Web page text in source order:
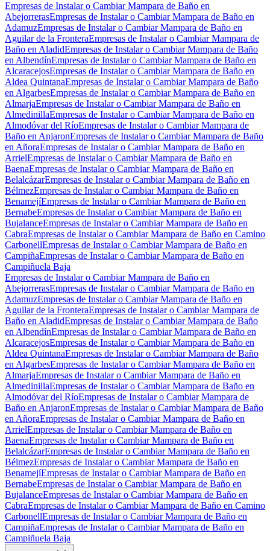
Empresas de Instalar o Cambiar Mampara de Baño en
AbejorrerasEmpresas de Instalar o Cambiar Mampara de Baño en
AdamuzEmpresas de Instalar o Cambiar Mampara de Baño en
Aguilar de la FronteraEmpresas de Instalar o Cambiar Mampara de
Baño en AladidEmpresas de Instalar o Cambiar Mampara de Baño
en AlbendínEmpresas de Instalar o Cambiar Mampara de Baño en
AlcaracejosEmpresas de Instalar o Cambiar Mampara de Baño en
Aldea QuintanaEmpresas de Instalar o Cambiar Mampara de Baño
en AlgarbesEmpresas de Instalar o Cambiar Mampara de Baño en
AlmarjaEmpresas de Instalar o Cambiar Mampara de Baño en
AlmedinillaEmpresas de Instalar o Cambiar Mampara de Baño en
Almodóvar del RíoEmpresas de Instalar o Cambiar Mampara de
Baño en AnjaronEmpresas de Instalar o Cambiar Mampara de Baño
en AñoraEmpresas de Instalar o Cambiar Mampara de Baño en
ArrielEmpresas de Instalar o Cambiar Mampara de Baño en
BaenaEmpresas de Instalar o Cambiar Mampara de Baño en
BelalcázarEmpresas de Instalar o Cambiar Mampara de Baño en
BélmezEmpresas de Instalar o Cambiar Mampara de Baño en
BenamejíEmpresas de Instalar o Cambiar Mampara de Baño en
BernabeEmpresas de Instalar o Cambiar Mampara de Baño en
BujalanceEmpresas de Instalar o Cambiar Mampara de Baño en
CabraEmpresas de Instalar o Cambiar Mampara de Baño en Camino
CarbonellEmpresas de Instalar o Cambiar Mampara de Baño en
CampiñaEmpresas de Instalar o Cambiar Mampara de Baño en
Campiñuela Baja
Empresas de Instalar o Cambiar Mampara de Baño en
AbejorrerasEmpresas de Instalar o Cambiar Mampara de Baño en
AdamuzEmpresas de Instalar o Cambiar Mampara de Baño en
Aguilar de la FronteraEmpresas de Instalar o Cambiar Mampara de
Baño en AladidEmpresas de Instalar o Cambiar Mampara de Baño
en AlbendínEmpresas de Instalar o Cambiar Mampara de Baño en
AlcaracejosEmpresas de Instalar o Cambiar Mampara de Baño en
Aldea QuintanaEmpresas de Instalar o Cambiar Mampara de Baño
en AlgarbesEmpresas de Instalar o Cambiar Mampara de Baño en
AlmarjaEmpresas de Instalar o Cambiar Mampara de Baño en
AlmedinillaEmpresas de Instalar o Cambiar Mampara de Baño en
Almodóvar del RíoEmpresas de Instalar o Cambiar Mampara de
Baño en AnjaronEmpresas de Instalar o Cambiar Mampara de Baño
en AñoraEmpresas de Instalar o Cambiar Mampara de Baño en
ArrielEmpresas de Instalar o Cambiar Mampara de Baño en
BaenaEmpresas de Instalar o Cambiar Mampara de Baño en
BelalcázarEmpresas de Instalar o Cambiar Mampara de Baño en
BélmezEmpresas de Instalar o Cambiar Mampara de Baño en
BenamejíEmpresas de Instalar o Cambiar Mampara de Baño en
BernabeEmpresas de Instalar o Cambiar Mampara de Baño en
BujalanceEmpresas de Instalar o Cambiar Mampara de Baño en
CabraEmpresas de Instalar o Cambiar Mampara de Baño en Camino
CarbonellEmpresas de Instalar o Cambiar Mampara de Baño en
CampiñaEmpresas de Instalar o Cambiar Mampara de Baño en
Campiñuela Baja